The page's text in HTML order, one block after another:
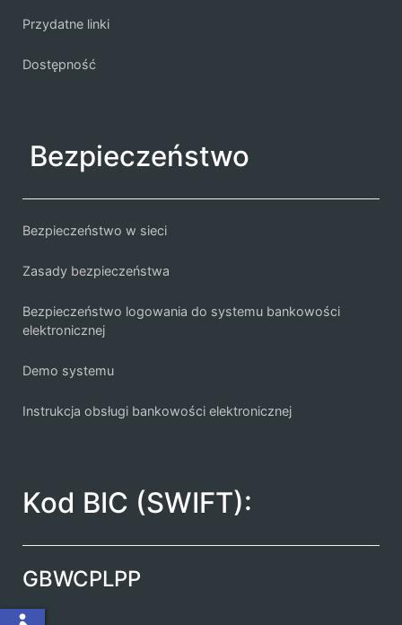
Przydatne linki
Dostępność
Bezpieczeństwo
Bezpieczeństwo w sieci
Zasady bezpieczeństwa
Bezpieczeństwo logowania do systemu bankowości
elektronicznej
Demo systemu
Instrukcja obsługi bankowości elektronicznej
Kod BIC (SWIFT):
GBWCPLPP